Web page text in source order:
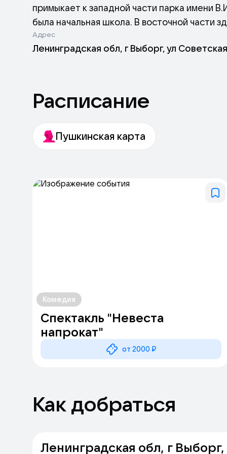
примыкает к западной части парка имени
была начальная школа. В восточной части
работать Дворец культуры — крупнейшее
Дворец культуры имени 50-летия Октября
Адрес
Ленинградская обл, г Выборг, ул
Расписание
Пушкинская карта
Комедия
Спектакль "Невеста
напрокат"
от 2000 ₽
Как добраться
Ленинградская обл, г Выборг,